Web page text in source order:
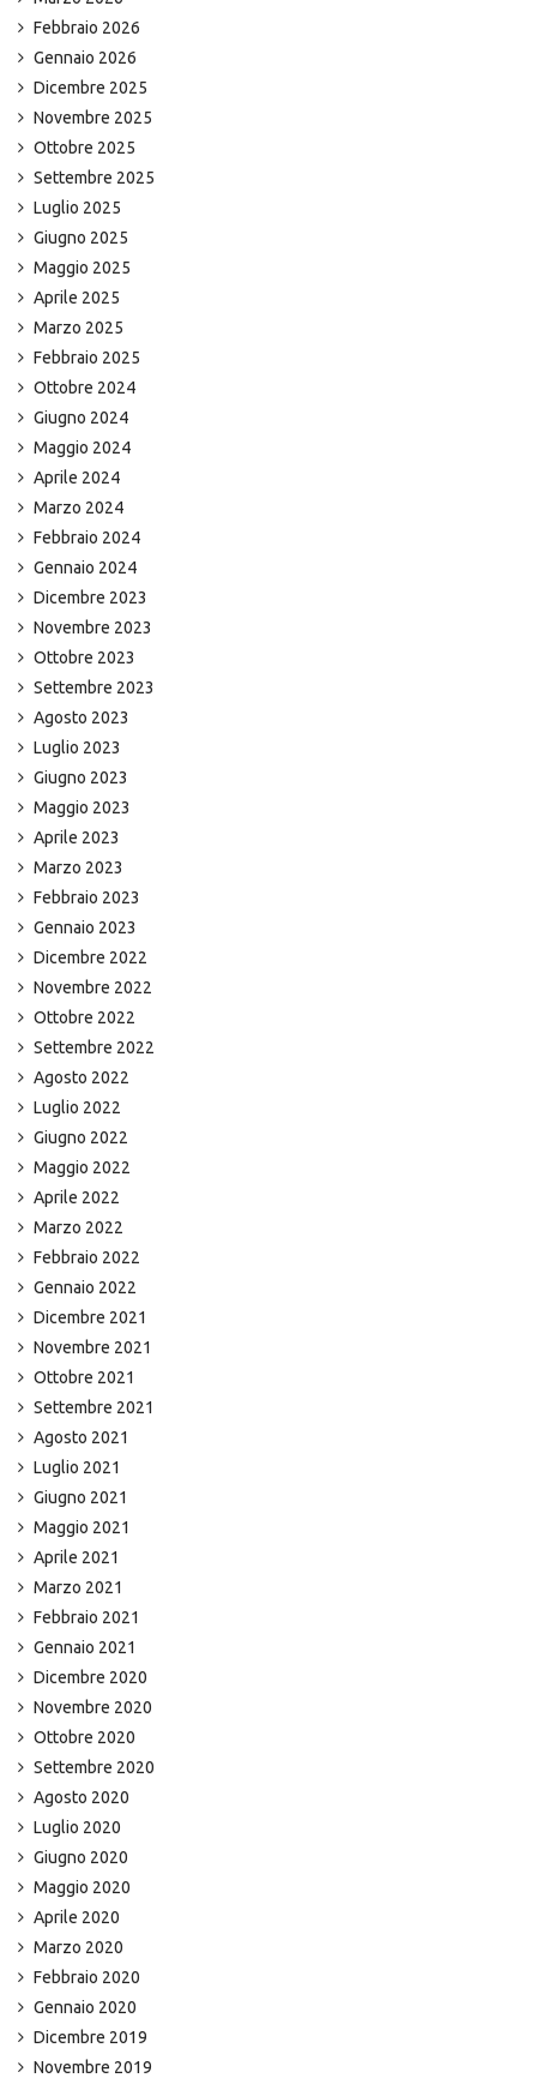
Febbraio 2026
Gennaio 2026
Dicembre 2025
Novembre 2025
Ottobre 2025
Settembre 2025
Luglio 2025
Giugno 2025
Maggio 2025
Aprile 2025
Marzo 2025
Febbraio 2025
Ottobre 2024
Giugno 2024
Maggio 2024
Aprile 2024
Marzo 2024
Febbraio 2024
Gennaio 2024
Dicembre 2023
Novembre 2023
Ottobre 2023
Settembre 2023
Agosto 2023
Luglio 2023
Giugno 2023
Maggio 2023
Aprile 2023
Marzo 2023
Febbraio 2023
Gennaio 2023
Dicembre 2022
Novembre 2022
Ottobre 2022
Settembre 2022
Agosto 2022
Luglio 2022
Giugno 2022
Maggio 2022
Aprile 2022
Marzo 2022
Febbraio 2022
Gennaio 2022
Dicembre 2021
Novembre 2021
Ottobre 2021
Settembre 2021
Agosto 2021
Luglio 2021
Giugno 2021
Maggio 2021
Aprile 2021
Marzo 2021
Febbraio 2021
Gennaio 2021
Dicembre 2020
Novembre 2020
Ottobre 2020
Settembre 2020
Agosto 2020
Luglio 2020
Giugno 2020
Maggio 2020
Aprile 2020
Marzo 2020
Febbraio 2020
Gennaio 2020
Dicembre 2019
Novembre 2019